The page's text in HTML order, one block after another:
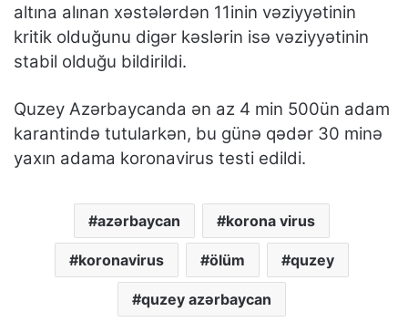
altına alınan xəstələrdən 11inin vəziyyətinin
kritik olduğunu digər kəslərin isə vəziyyətinin
stabil olduğu bildirildi.
Quzey Azərbaycanda ən az 4 min 500ün adam
karantində tutularkən, bu günə qədər 30 minə
yaxın adama koronavirus testi edildi.
azərbaycan korona virus
koronavirus ölüm quzey
quzey azərbaycan